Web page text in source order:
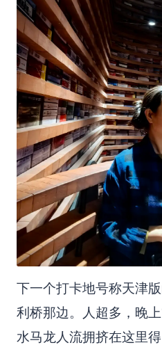
下一个打卡地号称天津
利桥那边。人超多，晚
水马龙人流拥挤在这里